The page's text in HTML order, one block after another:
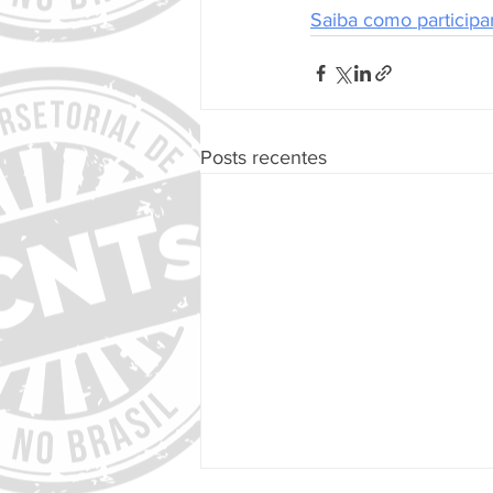
Saiba como
Posts recentes